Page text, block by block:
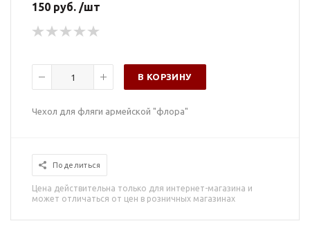
150 руб. /шт
В КОРЗИНУ
Чехол для фляги армейской "флора"
Поделиться
Цена действительна только для интернет-магазина и
может отличаться от цен в розничных магазинах